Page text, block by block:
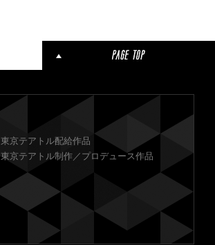
東京テアトル配給作品
東京テアトル制作／プロデュース作品